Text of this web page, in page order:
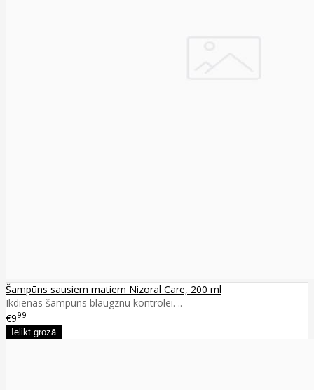
Šampūns sausiem matiem Nizoral Care, 200 ml
Ikdienas šampūns blaugznu kontrolei. ..
€999